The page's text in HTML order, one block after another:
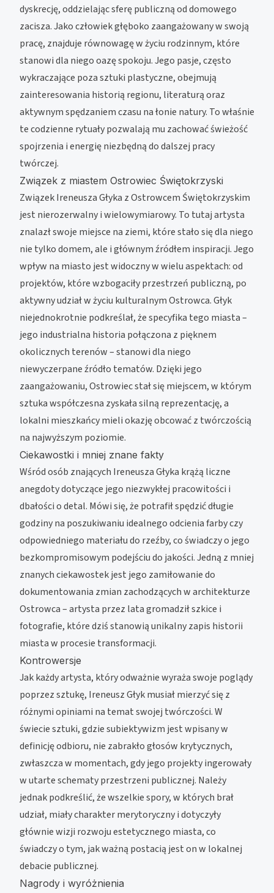
dyskrecję, oddzielając sferę publiczną od domowego
zacisza. Jako człowiek głęboko zaangażowany w swoją
pracę, znajduje równowagę w życiu rodzinnym, które
stanowi dla niego oazę spokoju. Jego pasje, często
wykraczające poza sztuki plastyczne, obejmują
zainteresowania historią regionu, literaturą oraz
aktywnym spędzaniem czasu na łonie natury. To właśnie
te codzienne rytuały pozwalają mu zachować świeżość
spojrzenia i energię niezbędną do dalszej pracy
twórczej.
Związek z miastem Ostrowiec Świętokrzyski
Związek Ireneusza Głyka z Ostrowcem Świętokrzyskim
jest nierozerwalny i wielowymiarowy. To tutaj artysta
znalazł swoje miejsce na ziemi, które stało się dla niego
nie tylko domem, ale i głównym źródłem inspiracji. Jego
wpływ na miasto jest widoczny w wielu aspektach: od
projektów, które wzbogaciły przestrzeń publiczną, po
aktywny udział w życiu kulturalnym Ostrowca. Głyk
niejednokrotnie podkreślał, że specyfika tego miasta –
jego industrialna historia połączona z pięknem
okolicznych terenów – stanowi dla niego
niewyczerpane źródło tematów. Dzięki jego
zaangażowaniu, Ostrowiec stał się miejscem, w którym
sztuka współczesna zyskała silną reprezentację, a
lokalni mieszkańcy mieli okazję obcować z twórczością
na najwyższym poziomie.
Ciekawostki i mniej znane fakty
Wśród osób znających Ireneusza Głyka krążą liczne
anegdoty dotyczące jego niezwykłej pracowitości i
dbałości o detal. Mówi się, że potrafił spędzić długie
godziny na poszukiwaniu idealnego odcienia farby czy
odpowiedniego materiału do rzeźby, co świadczy o jego
bezkompromisowym podejściu do jakości. Jedną z mniej
znanych ciekawostek jest jego zamiłowanie do
dokumentowania zmian zachodzących w architekturze
Ostrowca – artysta przez lata gromadził szkice i
fotografie, które dziś stanowią unikalny zapis historii
miasta w procesie transformacji.
Kontrowersje
Jak każdy artysta, który odważnie wyraża swoje poglądy
poprzez sztukę, Ireneusz Głyk musiał mierzyć się z
różnymi opiniami na temat swojej twórczości. W
świecie sztuki, gdzie subiektywizm jest wpisany w
definicję odbioru, nie zabrakło głosów krytycznych,
zwłaszcza w momentach, gdy jego projekty ingerowały
w utarte schematy przestrzeni publicznej. Należy
jednak podkreślić, że wszelkie spory, w których brał
udział, miały charakter merytoryczny i dotyczyły
głównie wizji rozwoju estetycznego miasta, co
świadczy o tym, jak ważną postacią jest on w lokalnej
debacie publicznej.
Nagrody i wyróżnienia